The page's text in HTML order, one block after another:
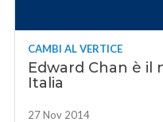
CAMBI AL VERTICE
Edward Chan è il
Italia
27 Nov 2014